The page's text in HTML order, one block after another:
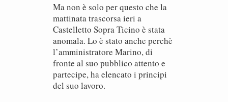
Ma non è solo per questo che la
mattinata trascorsa ieri a
Castelletto Sopra Ticino è stata
anomala. Lo è stato anche perchè
l’amministratore Marino, di
fronte al suo pubblico attento e
partecipe, ha elencato i principi
del suo lavoro.